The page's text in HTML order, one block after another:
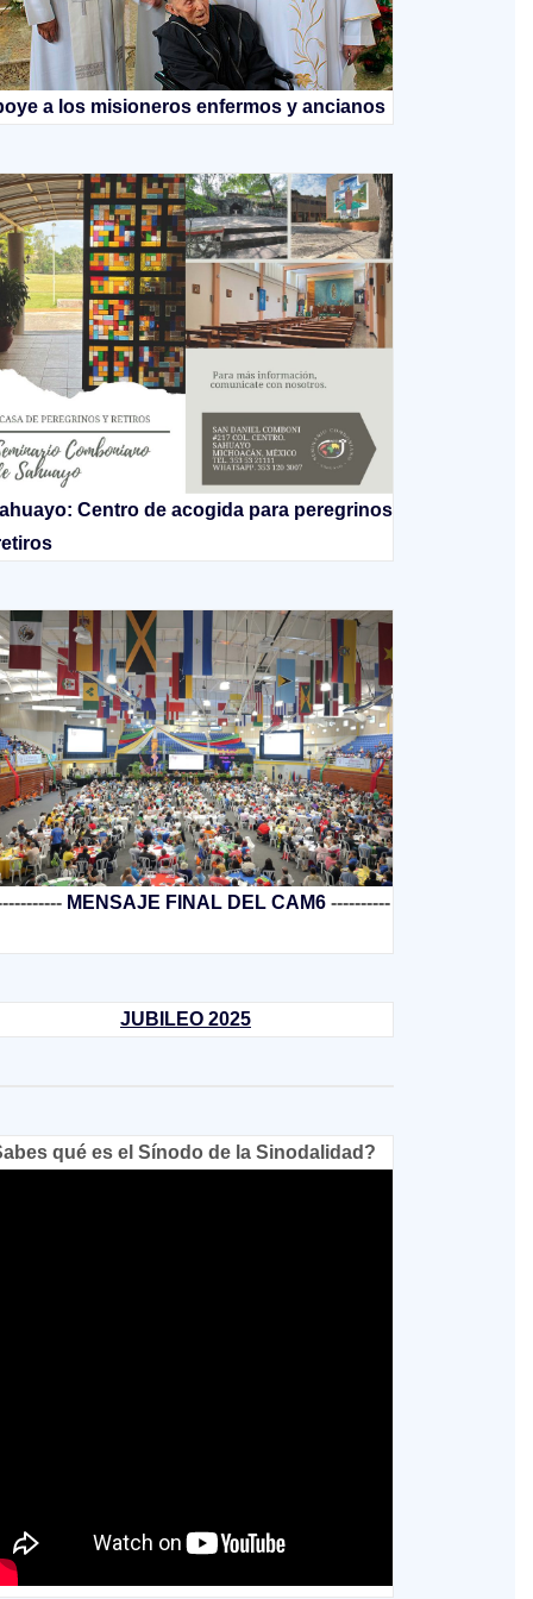
a los misioneros enfermos y ancianos
Centro de acogida para peregrinos
MENSAJE FINAL DEL CAM6 ----------
JUBILEO 2025
qué es el Sínodo de la Sinodalidad?